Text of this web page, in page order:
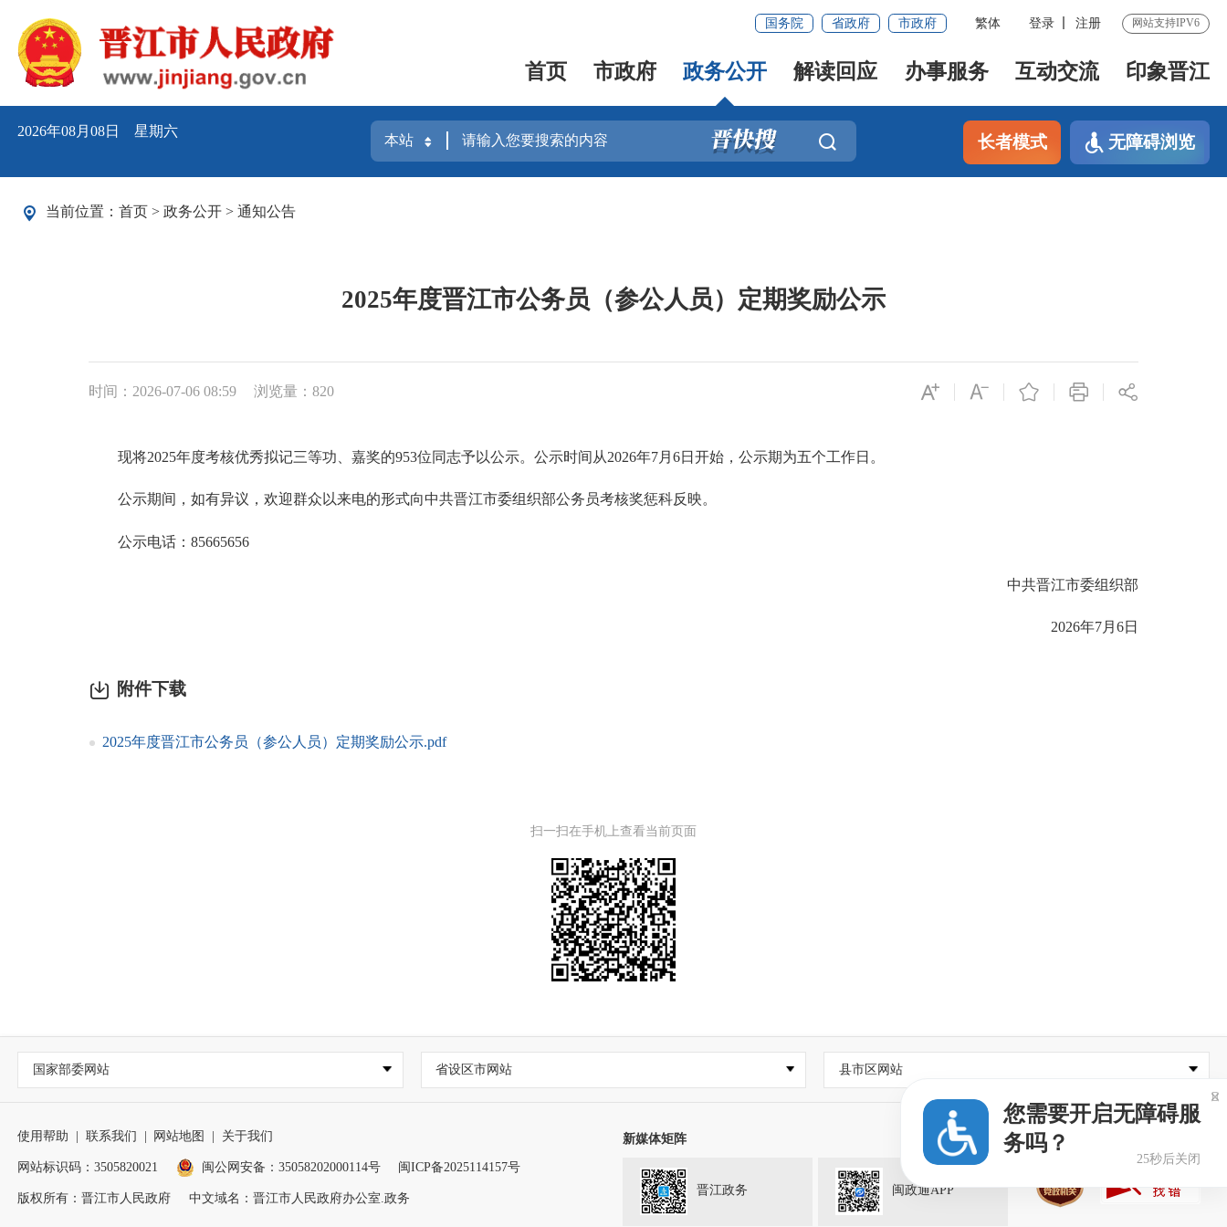
国务院 省政府 市政府 繁体 登录 注册 网站支持IPV6
首页 市政府 政务公开 解读回应 办事服务 互动交流 印象晋江
2026年08月08日 星期六
长者模式 无障碍浏览
当前位置： 首页 > 政务公开 > 通知公告
2025年度晋江市公务员（参公人员）定期奖励公示
时间：2026-07-06 08:59 浏览量：820
现将2025年度考核优秀拟记三等功、嘉奖的953位同志予以公示。公示时间从2026年7月6日开始，公示期为五个工作日。
公示期间，如有异议，欢迎群众以来电的形式向中共晋江市委组织部公务员考核奖惩科反映。
公示电话：85665656
中共晋江市委组织部
2026年7月6日
附件下载
2025年度晋江市公务员（参公人员）定期奖励公示.pdf
扫一扫在手机上查看当前页面
国家部委网站 省设区市网站 县市区网站
使用帮助 | 联系我们 | 网站地图 | 关于我们
网站标识码：3505820021 闽公网安备：35058202000114号 闽ICP备2025114157号
版权所有：晋江市人民政府 中文域名：晋江市人民政府办公室.政务
新媒体矩阵
晋江政务 闽政通APP
您需要开启无障碍服
务吗？
25秒后关闭
